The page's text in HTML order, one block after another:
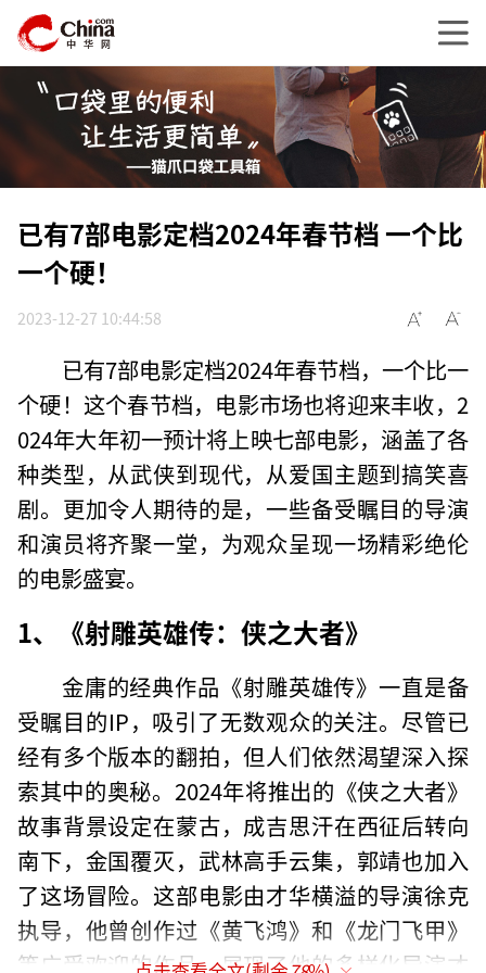
已有7部电影定档2024年春节档 一个比
一个硬！
2023-12-27 10:44:58
已有7部电影定档2024年春节档，一个比一
个硬！这个春节档，电影市场也将迎来丰收，2
024年大年初一预计将上映七部电影，涵盖了各
种类型，从武侠到现代，从爱国主题到搞笑喜
剧。更加令人期待的是，一些备受瞩目的导演
和演员将齐聚一堂，为观众呈现一场精彩绝伦
的电影盛宴。
1、《射雕英雄传：侠之大者》
金庸的经典作品《射雕英雄传》一直是备
受瞩目的IP，吸引了无数观众的关注。尽管已
经有多个版本的翻拍，但人们依然渴望深入探
索其中的奥秘。2024年将推出的《侠之大者》
故事背景设定在蒙古，成吉思汗在西征后转向
南下，金国覆灭，武林高手云集，郭靖也加入
了这场冒险。这部电影由才华横溢的导演徐克
执导，他曾创作过《黄飞鸿》和《龙门飞甲》
等广受欢迎的作品，展现了他的多样化导演才